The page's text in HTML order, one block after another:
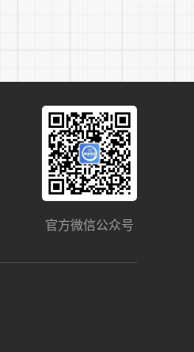
册报名。注册
请提供：①符合
求的工作岗位的
2024年招聘劳
诺书》(附件2)③
官方微信公众号